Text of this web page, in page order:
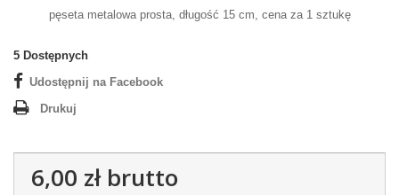
pęseta metalowa prosta, długość 15 cm, cena za 1 sztukę
5 Dostępnych
Udostępnij na Facebook
Drukuj
6,00 złbrutto